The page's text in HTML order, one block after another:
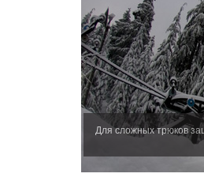
Для сложных трюков